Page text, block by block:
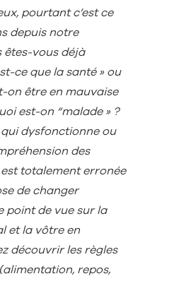
pourtant c’est ce
depuis notre
êtes-vous déjà
ce que la santé » ou
on être en mauvaise
est-on “malade » ?
dysfonctionne ou
des
totalement erronée
de changer
point de vue sur la
et la vôtre en
découvrir les règles
repos,